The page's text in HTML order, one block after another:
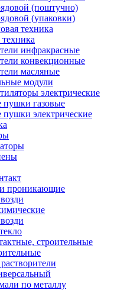
(поштучно)
(упаковки)
техника
инфракрасные
конвекционные
масляные
модули
электрические
пушки газовые
пушки электрические
проникающие
строительные
по металлу